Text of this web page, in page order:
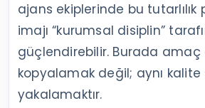
ajans ekiplerinde bu tutarlılık
imajı “kurumsal disiplin”
güçlendirebilir. Burada amaç
kopyalamak değil; aynı kalite
yakalamaktır.